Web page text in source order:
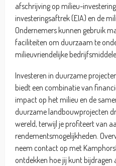
afschrijving op milieu-
investeringsaftrek (EIA) en de
Ondernemers kunnen gebruik
faciliteiten om duurzaam te
milieuvriendelijke
Investeren in duurzame
biedt een combinatie van
impact op het milieu en de
duurzame landbouwprojecten
wereld, terwijl je profiteert van
rendementsmogelijkheden.
neem contact op met
ontdekken hoe jij kunt bijdragen